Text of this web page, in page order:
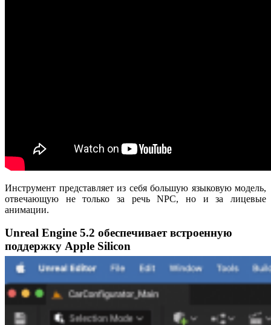
Инструмент представляет из себя большую языковую модель,
отвечающую не только за речь NPC, но и за лицевые
анимации.
Unreal Engine 5.2 обеспечивает встроенную
поддержку Apple Silicon